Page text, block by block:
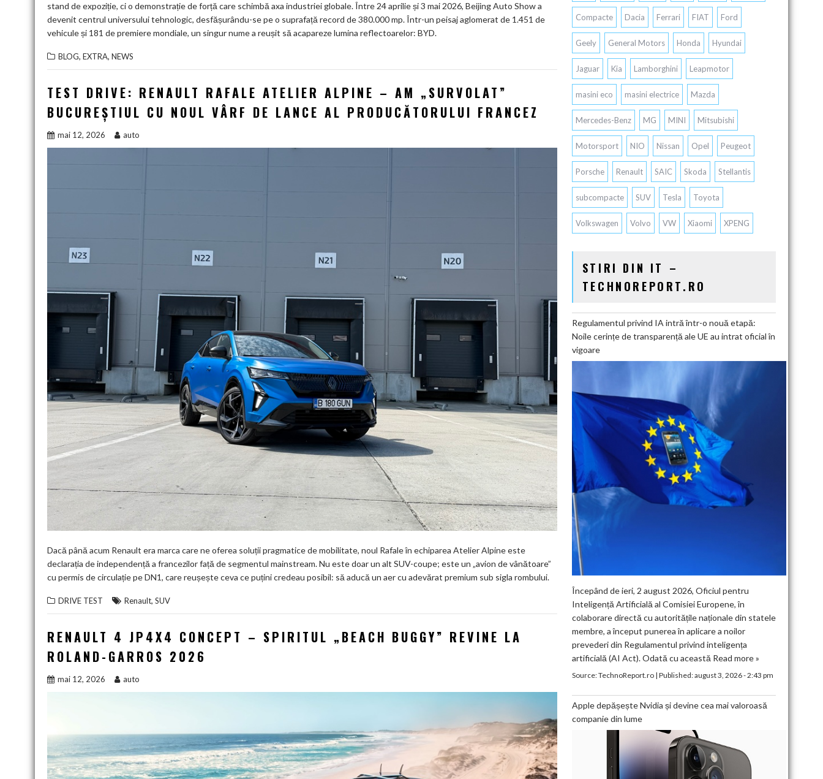
stand de expoziție, ci o demonstrație de forță care schimbă axa industriei globale. Între 24 aprilie și 3 mai 2026, Beijing Auto Show a
devenit centrul universului tehnologic, desfășurându-se pe o suprafață record de 380.000 mp. Într-un peisaj aglomerat de 1.451 de
vehicule și 181 de premiere mondiale, un singur nume a reușit să acapareze lumina reflectoarelor: BYD.
BLOG, EXTRA, NEWS
TEST DRIVE: RENAULT RAFALE ATELIER ALPINE – AM „SURVOLAT”
BUCUREȘTIUL CU NOUL VÂRF DE LANCE AL PRODUCĂTORULUI FRANCEZ
mai 12, 2026 auto
Dacă până acum Renault era marca care ne oferea soluții pragmatice de mobilitate, noul Rafale în echiparea Atelier Alpine este
declarația de independență a francezilor față de segmentul mainstream. Nu este doar un alt SUV-coupe; este un „avion de vânătoare”
cu permis de circulație pe DN1, care reușește ceva ce puțini credeau posibil: să aducă un aer cu adevărat premium sub sigla rombului.
DRIVE TEST Renault, SUV
RENAULT 4 JP4X4 CONCEPT – SPIRITUL „BEACH BUGGY” REVINE LA
ROLAND-GARROS 2026
mai 12, 2026 auto
Compacte Dacia Ferrari FIAT Ford
Geely General Motors Honda Hyundai
Jaguar Kia Lamborghini Leapmotor
masini eco masini electrice Mazda
Mercedes-Benz MG MINI Mitsubishi
Motorsport NIO Nissan Opel Peugeot
Porsche Renault SAIC Skoda Stellantis
subcompacte SUV Tesla Toyota
Volkswagen Volvo VW Xiaomi XPENG
STIRI DIN IT –
TECHNOREPORT.RO
Regulamentul privind IA intră într-o nouă etapă:
Noile cerințe de transparență ale UE au intrat oficial în
vigoare
Începând de ieri, 2 august 2026, Oficiul pentru
Inteligență Artificială al Comisiei Europene, în
colaborare directă cu autoritățile naționale din statele
membre, a început punerea în aplicare a noilor
prevederi din Regulamentul privind inteligența
artificială (AI Act). Odată cu această Read more »
Source:TechnoReport.ro| Published:august 3, 2026 - 2:43 pm
Apple depășește Nvidia și devine cea mai valoroasă
companie din lume